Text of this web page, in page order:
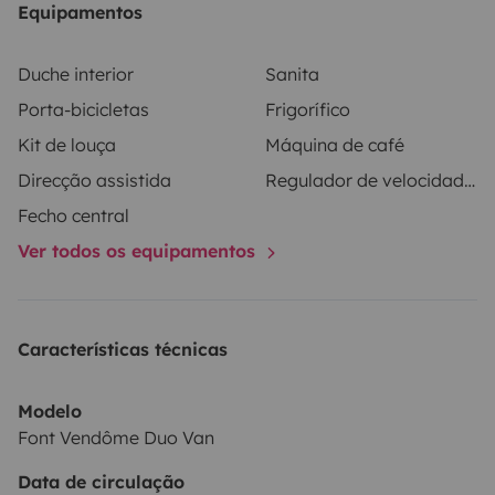
Equipamentos
Duche interior
Sanita
Porta-bicicletas
Frigorífico
Kit de louça
Máquina de café
Direcção assistida
Regulador de velocidade / Cruise Control
Fecho central
Ver todos os equipamentos
Características técnicas
Modelo
Font Vendôme Duo Van
Data de circulação